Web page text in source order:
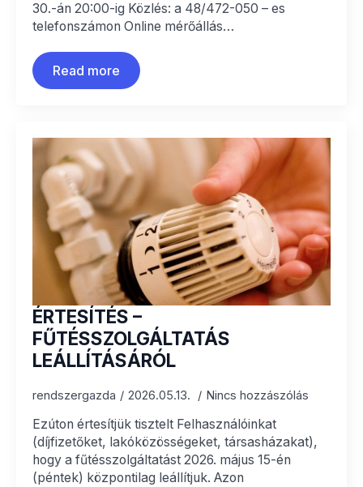
30.-án 20:00-ig Közlés: a 48/472-050 – es
telefonszámon Online mérőállás…
Read more
ÉRTESÍTÉS –
FŰTÉSSZOLGÁLTATÁS
LEÁLLÍTÁSÁRÓL
rendszergazda 2026.05.13. Nincs hozzászólás
Ezúton értesítjük tisztelt Felhasználóinkat
(díjfizetőket, lakóközösségeket, társasházakat),
hogy a fűtésszolgáltatást 2026. május 15-én
(péntek) központilag leállítjuk. Azon